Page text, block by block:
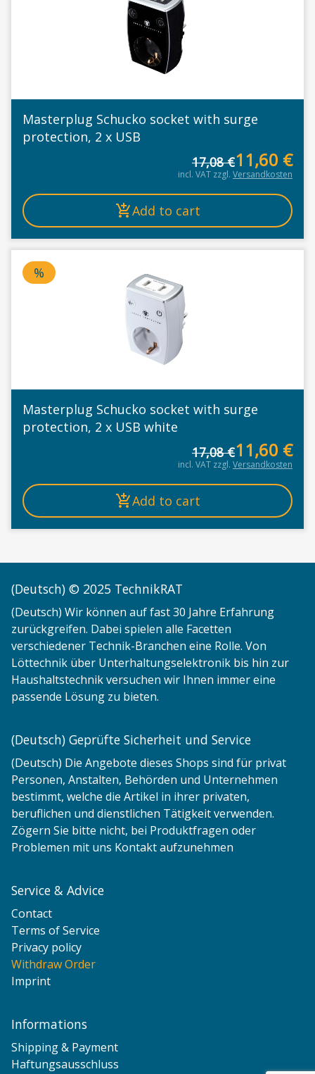
Masterplug Schucko socket with surge
protection, 2 x USB
17,08€11,60 €
incl. VAT zzgl. Versandkosten
Add to cart
%
Price deducted
Masterplug Schucko socket with surge
protection, 2 x USB white
17,08€11,60 €
incl. VAT zzgl. Versandkosten
Add to cart
(Deutsch) © 2025 TechnikRAT
(Deutsch) Wir können auf fast 30 Jahre Erfahrung
zurückgreifen. Dabei spielen alle Facetten
verschiedener Technik-Branchen eine Rolle. Von
Löttechnik über Unterhaltungselektronik bis hin zur
Haushaltstechnik versuchen wir Ihnen immer eine
passende Lösung zu bieten.
Service & Advice
Contact
Terms of Service
Privacy policy
Withdraw Order
Imprint
Informations
Shipping & Payment
Haftungsausschluss
(Deutsch) Geprüfte Sicherheit und Service
(Deutsch) Die Angebote dieses Shops sind für privat
Personen, Anstalten, Behörden und Unternehmen
bestimmt, welche die Artikel in ihrer privaten,
beruflichen und dienstlichen Tätigkeit verwenden.
Zögern Sie bitte nicht, bei Produktfragen oder
Problemen mit uns Kontakt aufzunehmen